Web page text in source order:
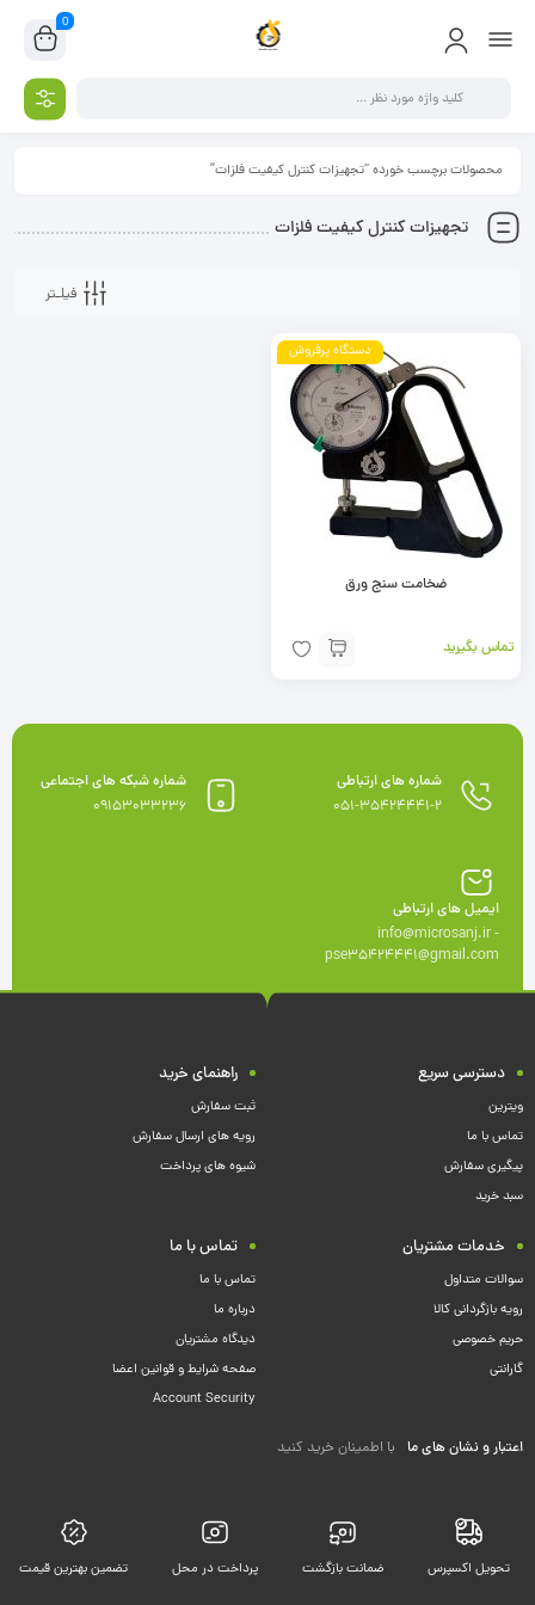
0
محصولات برچسب خورده “تجهیزات کنترل کیفیت فلزات”
تجهیزات کنترل کیفیت فلزات
فیلـتر
دستگاه پرفروش
ضخامت سنج ورق
تماس بگیرید
شماره های ارتباطی
051-35424441-2
شماره شبکه های اجتماعی
09153033236
ایمیل های ارتباطی
info@microsanj.ir -
pse35424441@gmail.com
دسترسی سریع
ویترین
تماس با ما
پیگیری سفارش
سبد خرید
راهنمای خرید
ثبت سفارش
رویه های ارسال سفارش
شیوه های پرداخت
خدمات مشتریان
سوالات متداول
رویه بازگردانی کالا
حریم خصوصی
گارانتی
تماس با ما
تماس با ما
درباره ما
دیدگاه مشتریان
صفحه شرایط و قوانین اعضا
Account Security
اعتبار و نشان های ما با اطمینان خرید کنید
تحویل اکسپرس ضمانت بازگشت پرداخت در محل تضمین بهترین قیمت